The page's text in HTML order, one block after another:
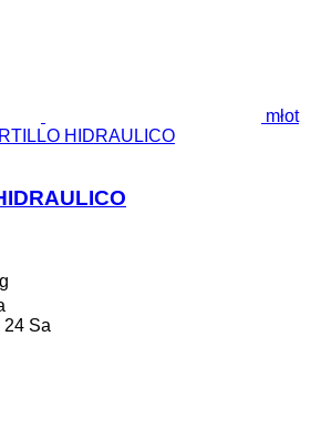
młot
HIDRAULICO
24 Sa